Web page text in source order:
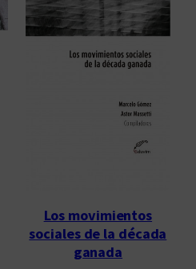
Los movimientos
sociales de la década
ganada